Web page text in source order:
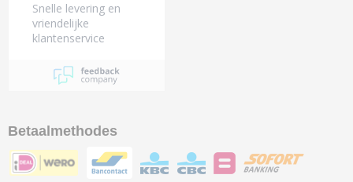
Snelle levering en
vriendelijke
klantenservice
Betaalmethodes